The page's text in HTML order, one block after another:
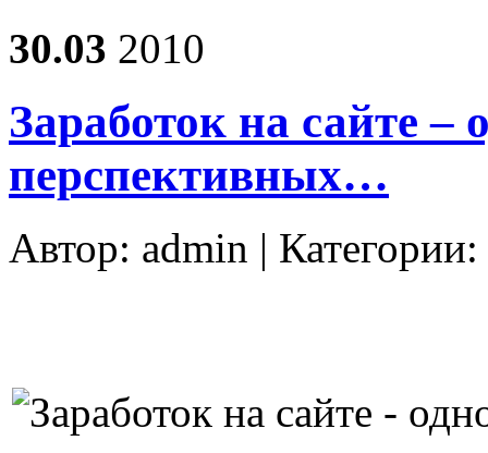
30.03 2010
Заработок на сайте –
перспективных…
Автор: admin | Категории: